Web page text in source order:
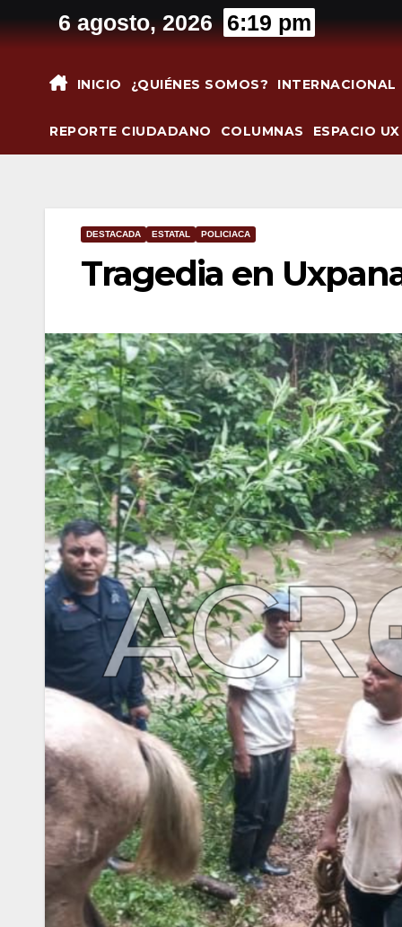
al
6 agosto, 2026 6:19 pm
INICIO ¿QUIÉNES SOMOS? INTERNACIONAL
REPORTE CIUDADANO COLUMNAS ESPACIO UX
DESTACADA ESTATAL POLICIACA
Tragedia en